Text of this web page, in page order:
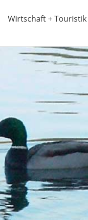
Wirtschaft + Touristik